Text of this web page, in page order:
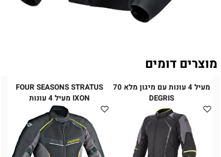
מוצרים דומים
מעיל 4 עונות עם מיגון מלא 70
DEGRIS
FOUR SEASONS STRATUS
IXON מעיל 4 עונות